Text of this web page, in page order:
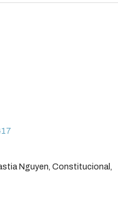
Nguyen, Constitucional,